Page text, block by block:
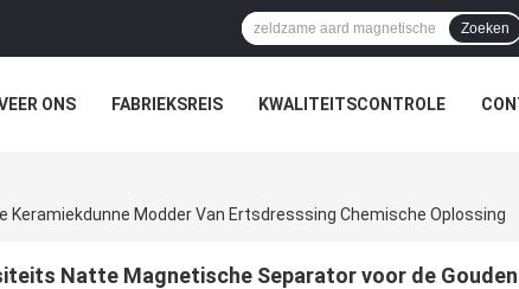
Zoeken
ONS FABRIEKSREIS KWALITEITSCONTROLE
Modder Van Ertsdresssing Chemische Oplossing
Natte Magnetische Separator voor de